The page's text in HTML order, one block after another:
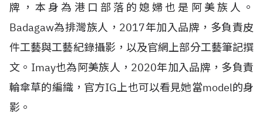
牌，本身為港口部落的媳婦也是阿美族人。
Badagaw為排灣族人，2017年加入品牌，多負責皮
件工藝與工藝紀錄攝影，以及官網上部分工藝筆記撰
文。Imay也為阿美族人，2020年加入品牌，多負責
輪傘草的編織，官方IG上也可以看見她當model的身
影。